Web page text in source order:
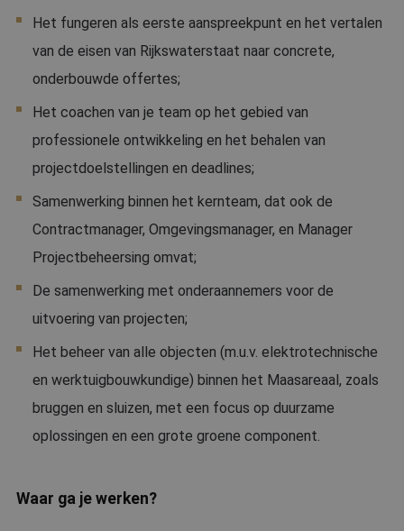
Het fungeren als eerste aanspreekpunt en het vertalen
van de eisen van Rijkswaterstaat naar concrete,
onderbouwde offertes;
Het coachen van je team op het gebied van
professionele ontwikkeling en het behalen van
projectdoelstellingen en deadlines;
Samenwerking binnen het kernteam, dat ook de
Contractmanager, Omgevingsmanager, en Manager
Projectbeheersing omvat;
De samenwerking met onderaannemers voor de
uitvoering van projecten;
Het beheer van alle objecten (m.u.v. elektrotechnische
en werktuigbouwkundige) binnen het Maasareaal, zoals
bruggen en sluizen, met een focus op duurzame
oplossingen en een grote groene component.
Waar ga je werken?